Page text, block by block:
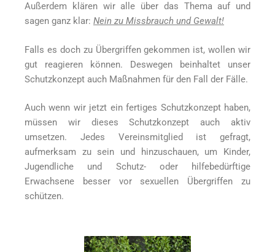
Außerdem klären wir alle über das Thema auf und
sagen ganz klar: Nein zu Missbrauch und Gewalt!
Falls es doch zu Übergriffen gekommen ist, wollen wir
gut reagieren können. Deswegen beinhaltet unser
Schutzkonzept auch Maßnahmen für den Fall der Fälle.
Auch wenn wir jetzt ein fertiges Schutzkonzept haben,
müssen wir dieses Schutzkonzept auch aktiv
umsetzen. Jedes Vereinsmitglied ist gefragt,
aufmerksam zu sein und hinzuschauen, um Kinder,
Jugendliche und Schutz- oder hilfebedürftige
Erwachsene besser vor sexuellen Übergriffen zu
schützen.